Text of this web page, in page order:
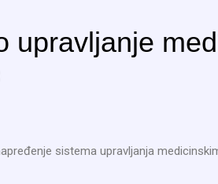
upravljanje
sistema upravljanja